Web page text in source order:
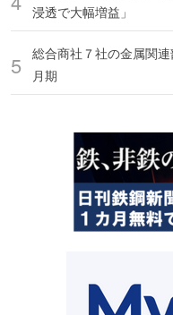
浸透で大幅増益」
総合商社７社の金属関
月期